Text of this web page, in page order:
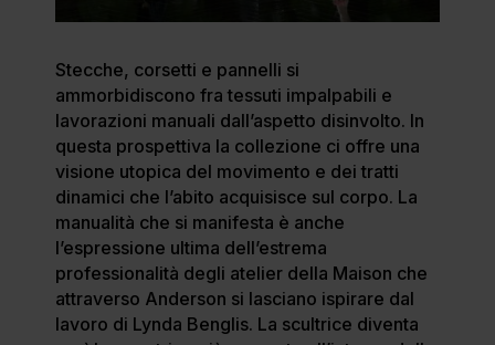
Stecche, corsetti e pannelli si
ammorbidiscono fra tessuti impalpabili e
lavorazioni manuali dall’aspetto disinvolto. In
questa prospettiva la collezione ci offre una
visione utopica del movimento e dei tratti
dinamici che l’abito acquisisce sul corpo. La
manualità che si manifesta è anche
l’espressione ultima dell’estrema
professionalità degli atelier della Maison che
attraverso Anderson si lasciano ispirare dal
lavoro di Lynda Benglis. La scultrice diventa